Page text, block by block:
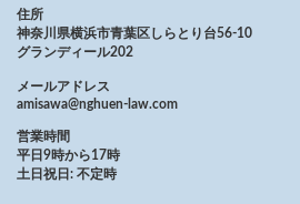
住所
神奈川県横浜市青葉区しらとり台56-10
グランディール202
メールアドレス
amisawa@nghuen-law.com
営業時間
平日9時から17時
土日祝日: 不定時